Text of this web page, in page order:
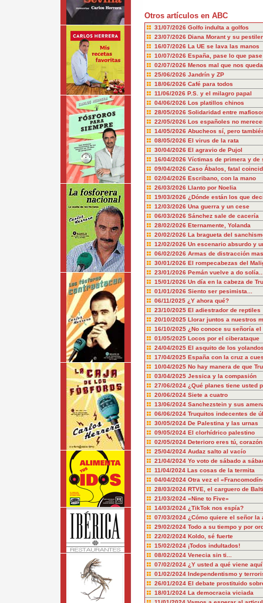
Otros artículos en ABC
31/07/2026 Golfo indulta a golfos
23/07/2026 Diana Morant y su
16/07/2026 La UE se lava las manos
10/07/2026 España, pase lo que pase
02/07/2026 Menos mal que nos
25/06/2026 Jandrín y ZP
18/06/2026 Café para todos
11/06/2026 P.S. y el milagro papal
04/06/2026 Los platillos chinos
28/05/2026 Solidaridad entre
22/05/2026 Los españoles no
14/05/2026 Abucheos sí, pero
08/05/2026 El virus de la rata
30/04/2026 El agravio de Pujol
16/04/2026 Víctimas de primera y de
09/04/2026 Caso Ábalos, fatal
02/04/2026 Escribano, con la mano
26/03/2026 Llanto por Noelia
19/03/2026 ¿Dónde están los que
12/03/2026 Una guerra y un cese
06/03/2026 Sánchez sale de cacería
28/02/2026 Eternamente, Yolanda
20/02/2026 La bragueta del
12/02/2026 Un escenario absurdo y
06/02/2026 Armas de distracción
30/01/2026 El rompecabezas del
23/01/2026 Pemán vuelve a do
15/01/2026 Un día en la cabeza de
01/01/2026 Siento ser pesimista...
06/11/2025 ¿Y ahora qué?
23/10/2025 El adiestrador de reptiles
20/10/2025 Llorar juntos a nuestros
16/10/2025 ¿No conoce su señoría
01/05/2025 Locos por el ciberataque
24/04/2025 El asquito de los
17/04/2025 España con la cruz a
10/04/2025 No hay manera de que
03/04/2025 Jessica y la compasión
27/06/2024 ¿Qué planes tiene usted
20/06/2024 Siete a cuatro
13/06/2024 Sanchezstein y sus
06/06/2024 Truquitos indecentes de
30/05/2024 De Palestina y las urnas
09/05/2024 El clorhídrico palestino
02/05/2024 Deterioro eres tú, corazón
25/04/2024 Audaz salto al vacío
21/04/2024 Yo voto de sábado a
11/04/2024 Las cosas de la termita
04/04/2024 Otra vez el
28/03/2024 RTVE, el carguero de
21/03/2024 «Nine to Five»
14/03/2024 ¿TikTok nos espía?
07/03/2024 ¿Cómo quiere el señor la
29/02/2024 Todo a su tiempo y por
22/02/2024 Koldo, sé fuerte
15/02/2024 ¡Todos indultados!
08/02/2024 Venecia sin ti...
07/02/2024 ¿Y usted a qué viene
01/02/2024 Independentismo y
26/01/2024 El debate prostituido
18/01/2024 La democracia viciada